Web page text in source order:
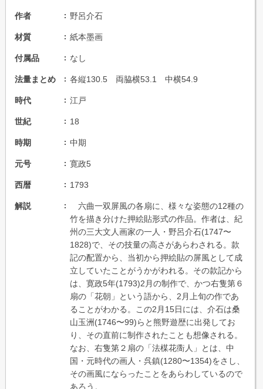
作者 野呂介石
材質 紙本墨画
付属品 なし
法量まとめ 各縦130.5 両脇横53.1 中横54.9
時代 江戸
世紀 18
時期 中期
元号 寛政5
西暦 1793
解説
六曲一双屏風の各扇に、様々な姿態の12種の
竹を描き分けた押絵貼形式の作品。作者は、紀
州の三大文人画家の一人・野呂介石(1747〜
1828)で、その技量の高さがあらわされる。款
記の配置から、当初から押絵貼の屏風として成
立していたことがうかがわれる。その款記から
は、寛政5年(1793)2月の制作で、かつ右隻第６
扇の「花朝」という語から、2月上旬の作であ
ることがわかる。この2月15日には、介石は桑
山玉洲(1746〜99)らと熊野遊歴に出発してお
り、その直前に制作されたことも想像される。
なお、右隻第２扇の「法楳花衟人」とは、中
国・元時代の画人・呉鎮(1280〜1354)をさし、
その画風にならったことをあらわしているので
あろう。